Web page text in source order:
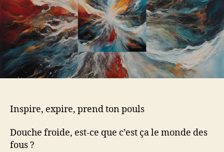
Inspire, expire, prend ton pouls
Douche froide, est-ce que c’est ça le monde des
fous ?